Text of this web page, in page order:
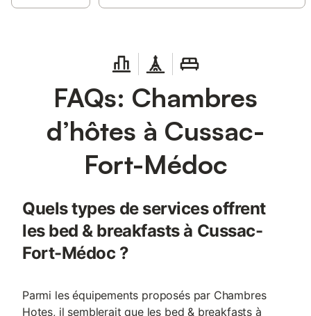
FAQs: Chambres
d’hôtes à Cussac-
Fort-Médoc
Quels types de services offrent
les bed & breakfasts à Cussac-
Fort-Médoc ?
Parmi les équipements proposés par Chambres
Hotes, il semblerait que les bed & breakfasts à